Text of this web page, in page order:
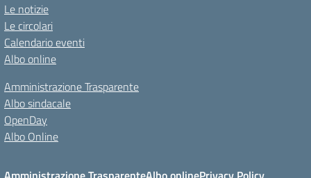
Le notizie
Le circolari
Calendario eventi
Albo online
Amministrazione Trasparente
Albo sindacale
OpenDay
Albo Online